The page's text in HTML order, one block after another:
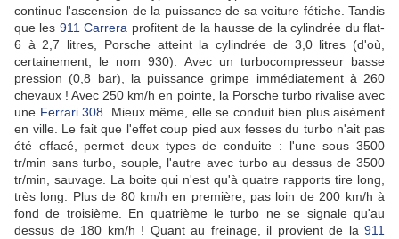
continue l'ascension de la puissance de sa voiture fétiche. Tandis
que les 911 Carrera profitent de la hausse de la cylindrée du flat-
6 à 2,7 litres, Porsche atteint la cylindrée de 3,0 litres (d'où,
certainement, le nom 930). Avec un turbocompresseur basse
pression (0,8 bar), la puissance grimpe immédiatement à 260
chevaux ! Avec 250 km/h en pointe, la Porsche turbo rivalise avec
une Ferrari 308 . Mieux même, elle se conduit bien plus aisément
en ville. Le fait que l'effet coup pied aux fesses du turbo n'ait pas
été effacé, permet deux types de conduite : l'une sous 3500
tr/min sans turbo, souple, l'autre avec turbo au dessus de 3500
tr/min, sauvage. La boite qui n'est qu'à quatre rapports tire long,
très long. Plus de 80 km/h en première, pas loin de 200 km/h à
fond de troisième. En quatrième le turbo ne se signale qu'au
dessus de 180 km/h ! Quant au freinage, il provient de la 911